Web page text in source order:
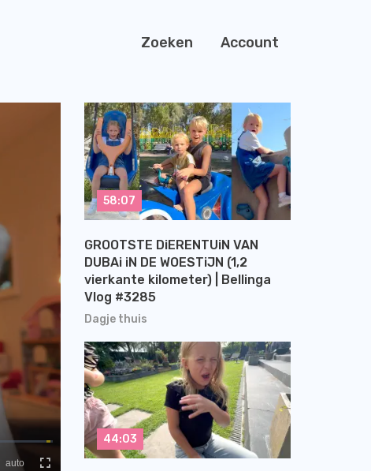
Zoeken Account
Dagje thuis
GROOTSTE DiERENTUiN VAN
DUBAi iN DE WOESTiJN (1,2
vierkante kilometer) | Bellinga
Vlog #3285
58:07
44:03